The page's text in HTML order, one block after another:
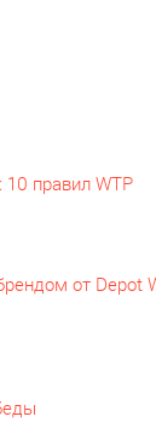
правил WTP
от Depot